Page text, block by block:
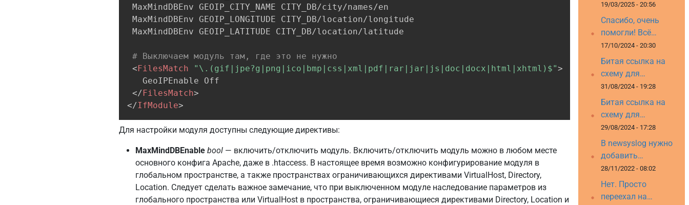
MaxMindDBEnv GEOIP_CITY_NAME CITY_DB/city/names/en
MaxMindDBEnv GEOIP_LONGITUDE CITY_DB/location/longitude
MaxMindDBEnv GEOIP_LATITUDE CITY_DB/location/latitude
# Выключаем модуль там, где это не нужно
<FilesMatch "\.(gif|jpe?g|png|ico|bmp|css|xml|pdf|rar|jar|js|doc|docx|html|xhtml)$">
   GeoIPEnable Off
</FilesMatch>
</IfModule>
Для настройки модуля доступны следующие директивы:
MaxMindDBEnable bool — включить/отключить модуль. Включить/отключить модуль можно в любом месте
основного конфига Apache, даже в .htaccess. В настоящее время возможно конфигурирование модуля в
глобальном пространстве, а также пространствах ограничивающихся директивами VirtualHost, Directory,
Location. Следует сделать важное замечание, что при выключенном модуле наследование параметров из
глобального пространства или VirtualHost в пространства, ограничивающиеся директивами Directory, Location и
19/03/2025 - 20:56
Спасибо, очень
помогли! Всё…
17/10/2024 - 20:30
Битая ссылка на
схему для…
31/08/2024 - 19:28
Битая ссылка на
схему для…
29/08/2024 - 17:28
В newsyslog нужно
добавить…
28/11/2022 - 08:02
Нет. Просто
переехал на…